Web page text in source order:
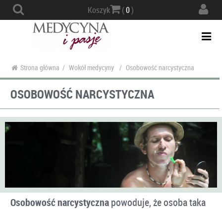
Koszyk (0)
Strona główna / Wokół medycyny / Osobowość narcystyczna
OSOBOWOŚĆ NARCYSTYCZNA
Osobowość narcystycznapowoduje, że osoba taka